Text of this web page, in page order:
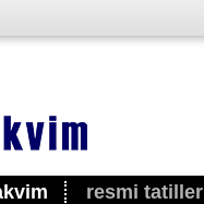
resmi tatiller